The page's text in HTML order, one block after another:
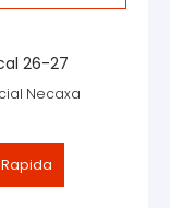
26-27
Necaxa